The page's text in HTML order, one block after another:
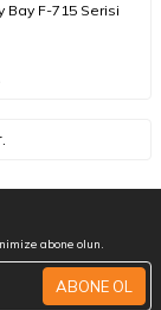
Bay F-715 Serisi
abone olun.
ABONE OL